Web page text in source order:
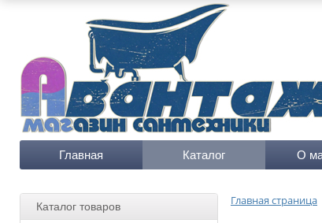
Главная Каталог О
Каталог товаров Главная страница